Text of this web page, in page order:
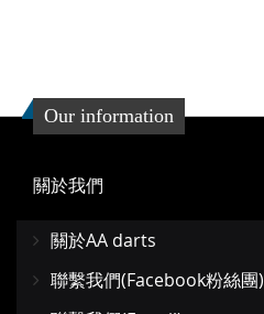
Our information
關於我們
關於AA darts
聯繫我們(Facebook粉絲團)